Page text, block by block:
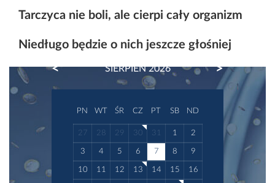
Tarczyca nie boli, ale cierpi cały organizm
Niedługo będzie o nich jeszcze głośniej
SIERPIEŃ 2026
PREVIOUS NEXT
PN WT ŚR CZ PT SB ND
27 28 29 30 31 1 2
3 4 5 6 7 8 9
10 11 12 13 14 15 16